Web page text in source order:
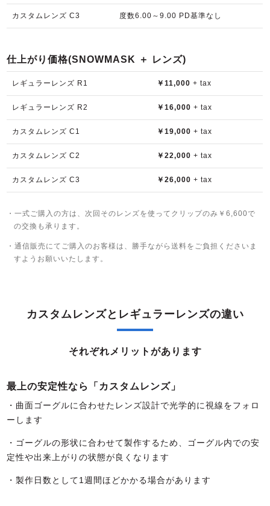
カスタムレンズ C3 度数6.00～9.00 PD基準なし
仕上がり価格(SNOWMASK ＋ レンズ)
レギュラーレンズ R1 ￥11,000 + tax
レギュラーレンズ R2 ￥16,000 + tax
カスタムレンズ C1 ￥19,000 + tax
カスタムレンズ C2 ￥22,000 + tax
カスタムレンズ C3 ￥26,000 + tax
・一式ご購入の方は、次回そのレンズを使ってクリップのみ￥6,600で
の交換も承ります。
・通信販売にてご購入のお客様は、勝手ながら送料をご負担くださいま
すようお願いいたします。
カスタムレンズとレギュラーレンズの違い
それぞれメリットがあります
最上の安定性なら「カスタムレンズ」
・曲面ゴーグルに合わせたレンズ設計で光学的に視線をフォロ
ーします
・ゴーグルの形状に合わせて製作するため、ゴーグル内での安
定性や出来上がりの状態が良くなります
・製作日数として1週間ほどかかる場合があります